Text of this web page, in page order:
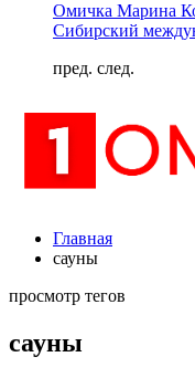
Омичка Марина
Сибирский
пред. след.
Главная
сауны
просмотр тегов
сауны